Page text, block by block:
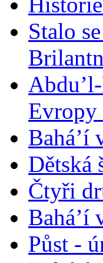
Stalo
Evropy
Bahá’í
Dětská
Čtyři
Bahá’í
Půst -